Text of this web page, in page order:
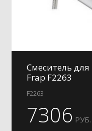
Смеситель
Frap F2263
F2263
7306 РУБ.